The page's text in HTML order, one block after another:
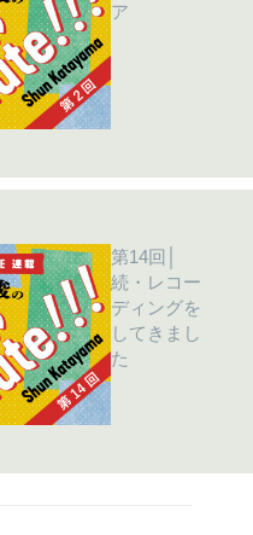
ア
第14回│
続・レコー
ディングを
してきまし
た